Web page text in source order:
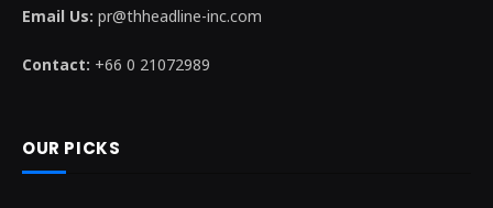
Email Us: pr@thheadline-inc.com
Contact: +66 0 21072989
OUR PICKS